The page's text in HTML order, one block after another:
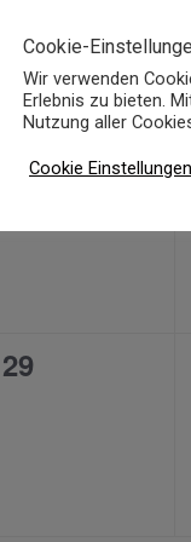
22
0
29
Cookie-
Wir verwenden
Erlebnis zu bieten.
Nutzung aller
Cookie Einstellungen